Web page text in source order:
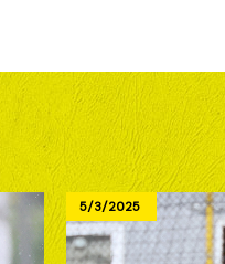
5/3/2025